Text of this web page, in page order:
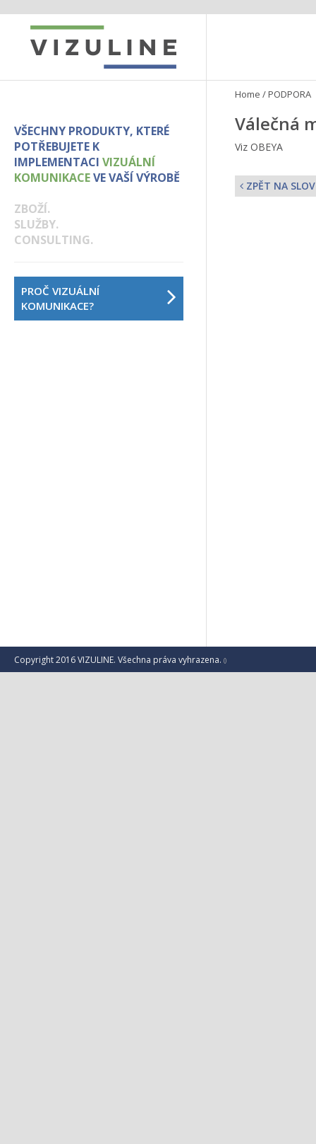
VŠECHNY PRODUKTY, KTERÉ
POTŘEBUJETE K
IMPLEMENTACI VIZUÁLNÍ
KOMUNIKACEVE VAŠÍ VÝROBĚ
ZBOŽÍ.
SLUŽBY.
CONSULTING.
PROČ VIZUÁLNÍ
KOMUNIKACE?
Home /PODPORA
Válečná
Viz OBEYA
ZPĚT NA
Copyright 2016 VIZULINE. Všechna práva vyhrazena. ()